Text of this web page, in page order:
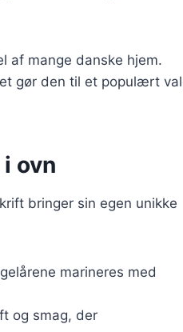
af mange danske hjem.
gør den til et populært
ovn
bringer sin egen unikke
marineres med
og smag, der